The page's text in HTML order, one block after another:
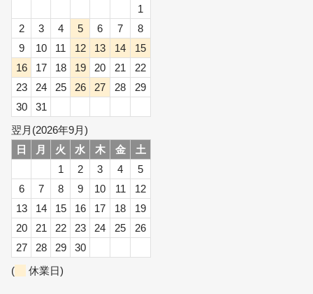
1
2
3 4 5 6 7
8
9
10 11 12 13 14
15
16
17 18 19 20 21
22
23
24 25 26 27 28
29
30
31
翌月(2026年9月)
日
月 火 水 木 金
土
1
2 3 4
5
6
7 8 9 10 11
12
13
14 15 16 17 18
19
20
21 22 23 24 25
26
27
28 29
30
(
休業日)